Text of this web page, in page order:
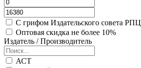
С грифом Издательского совета РПЦ
Оптовая скидка не более 10%
Издатель / Производитель
АСТ